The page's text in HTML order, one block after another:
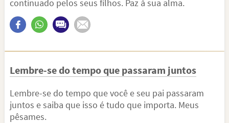
continuado pelos seus filhos. Paz à sua alma.
Lembre-se do tempo que passaram juntos
Lembre-se do tempo que você e seu pai passaram
juntos e saiba que isso é tudo que importa. Meus
pêsames.